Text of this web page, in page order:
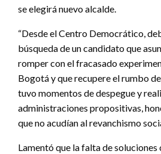
se elegirá nuevo alcalde.
“Desde el Centro Democrático,
búsqueda de un candidato que
romper con el fracasado
Bogotá y que recupere el rumbo
tuvo momentos de despegue y
administraciones propositivas,
que no acudían al revanchismo
Lamentó que la falta de